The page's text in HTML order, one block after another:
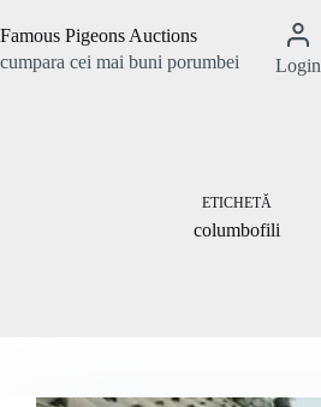
la
Famous Pigeons Auctions
cumpara cei mai buni porumbei
Login
ETICHETĂ
columbofili